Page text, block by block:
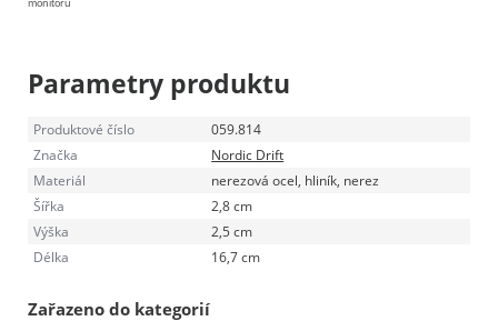
Parametry produktu
Produktové číslo
059.814
Značka
Nordic Drift
Materiál
nerezová ocel, hliník, nerez
Šířka
2,8 cm
Výška
2,5 cm
Délka
16,7 cm
Zařazeno do kategorií